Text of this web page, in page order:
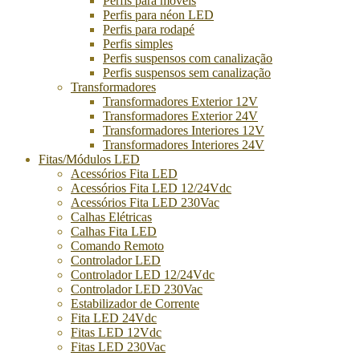
Perfis para néon LED
Perfis para rodapé
Perfis simples
Perfis suspensos com canalização
Perfis suspensos sem canalização
Transformadores
Transformadores Exterior 12V
Transformadores Exterior 24V
Transformadores Interiores 12V
Transformadores Interiores 24V
Fitas/Módulos LED
Acessórios Fita LED
Acessórios Fita LED 12/24Vdc
Acessórios Fita LED 230Vac
Calhas Elétricas
Calhas Fita LED
Comando Remoto
Controlador LED
Controlador LED 12/24Vdc
Controlador LED 230Vac
Estabilizador de Corrente
Fita LED 24Vdc
Fitas LED 12Vdc
Fitas LED 230Vac